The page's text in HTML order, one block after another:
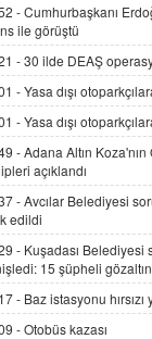
AV.
Kişisel
hukukun
15.09.2025
SEHER
Kış Ayları
Alınmalı?
İNCİ GÜL
Trump
06.07.2026
-Cumhurbaşkanı
ile görüştü
-30 ilde DEAŞ
-Yasa dışı
-Yasa dışı
-Adana Altın
açıklandı
-Avcılar Belediyesi
edildi
- Kuşadası Belediyesi
15 şüpheli
- Baz istasyonu hırsızı
-Otobüs kazası